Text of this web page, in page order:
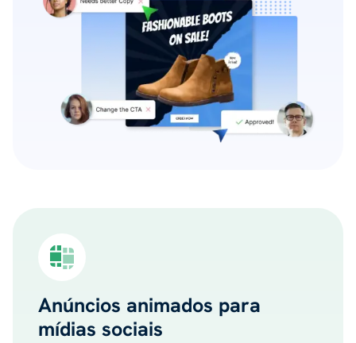
Anúncios animados para
mídias sociais